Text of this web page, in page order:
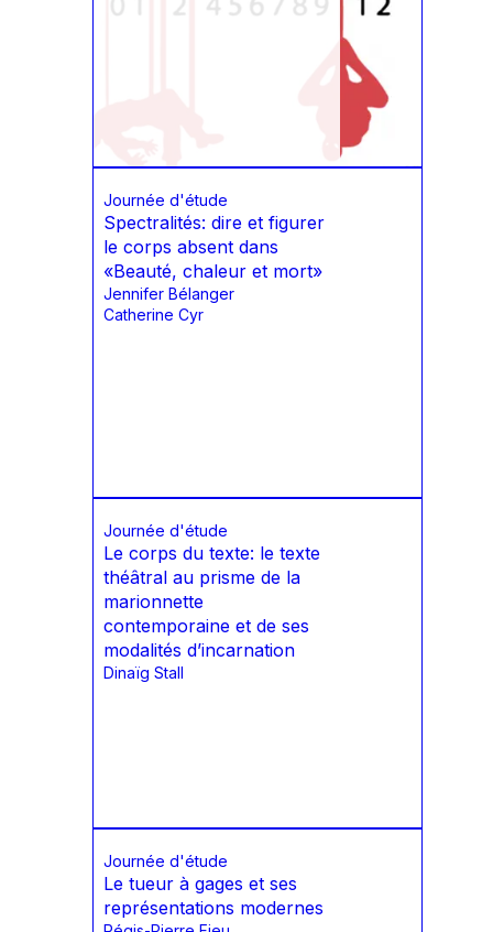
Journée d'étude
Spectralités: dire et figurer
le corps absent dans
«Beauté, chaleur et mort»
Jennifer Bélanger
Catherine Cyr
Journée d'étude
Le corps du texte: le texte
théâtral au prisme de la
marionnette
contemporaine et de ses
modalités d’incarnation
Dinaïg Stall
Journée d'étude
Le tueur à gages et ses
représentations modernes